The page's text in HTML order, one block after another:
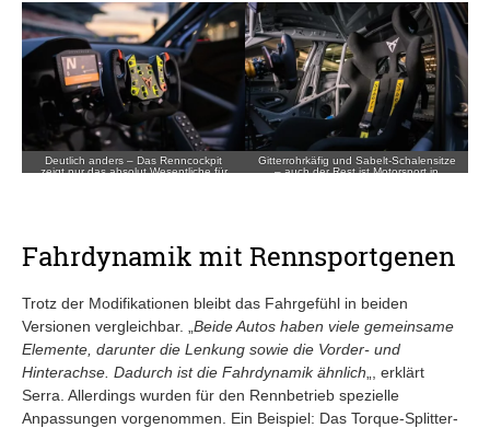
Deutlich anders – Das Renncockpit
zeigt nur das absolut Wesentliche für
Gitterrohrkäfig und Sabelt-Schalensitze
– auch der Rest ist Motorsport in
Fahrdynamik mit Rennsportgenen
Trotz der Modifikationen bleibt das Fahrgefühl in beiden
Versionen vergleichbar. „ Beide Autos haben viele gemeinsame
Elemente, darunter die Lenkung sowie die Vorder- und
Hinterachse. Dadurch ist die Fahrdynamik ähnlich „, erklärt
Serra. Allerdings wurden für den Rennbetrieb spezielle
Anpassungen vorgenommen. Ein Beispiel: Das Torque-Splitter-